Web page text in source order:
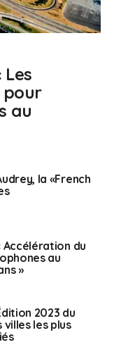
Les
pour
au
la «French
Accélération du
au
»
2023 du
les plus